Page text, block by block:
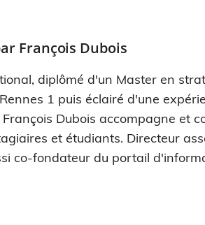
François Dubois
diplômé d'un Master en
1 puis éclairé d'une
Dubois accompagne et
et étudiants. Directeur
co-fondateur du portail